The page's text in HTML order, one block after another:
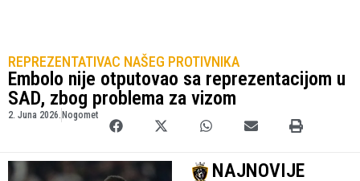
REPREZENTATIVAC NAŠEG PROTIVNIKA
Embolo nije otputovao sa reprezentacijom u
SAD, zbog problema za vizom
2. Juna 2026. Nogomet
NAJNOVIJE